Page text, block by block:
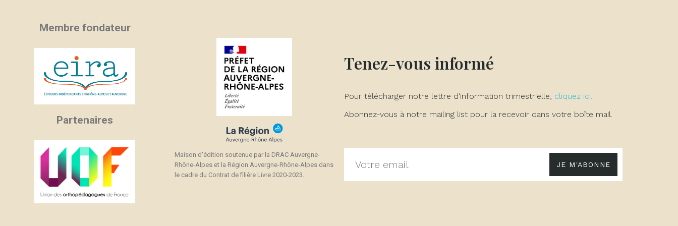
Membre fondateur
Partenaires
Maison d'édition soutenue par la DRAC Auvergne-
Rhône-Alpes et la Région Auvergne-Rhône-Alpes dans
le cadre du Contrat de filière Livre 2020-2023.
Tenez-vous informé
Pour télécharger notre lettre d'information trimestrielle, cliquez ici.
Abonnez-vous à notre mailing list pour la recevoir dans votre boîte mail.
JE M'ABONNE